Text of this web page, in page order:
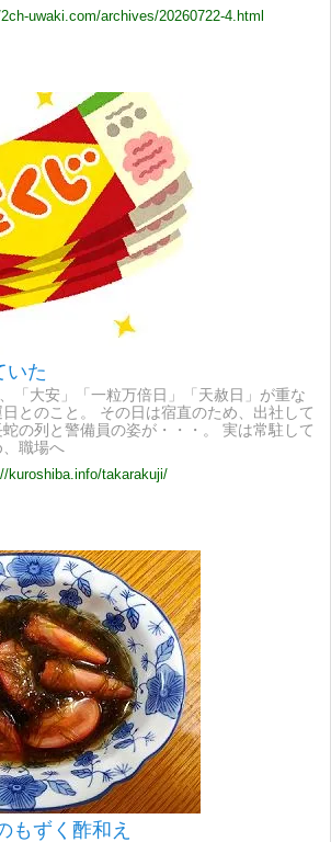
uwaki.com/archives/20260722-4.html
いた
「大安」「一粒万倍日」「天赦日」が重な
とのこと。 その日は宿直のため、出社して
の列と警備員の姿が・・・。 実は常駐して
職場へ
kuroshiba.info/takarakuji/
もずく酢和え